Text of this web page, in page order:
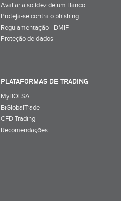
Avaliar a solidez de um Banco
Proteja-se contra o phishing
Regulamentação - DMIF
Proteção de dados
PLATAFORMAS DE TRADING
MyBOLSA
BiGlobalTrade
CFD Trading
Recomendações